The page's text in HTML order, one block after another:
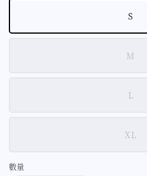
S
M
L
XL
數量